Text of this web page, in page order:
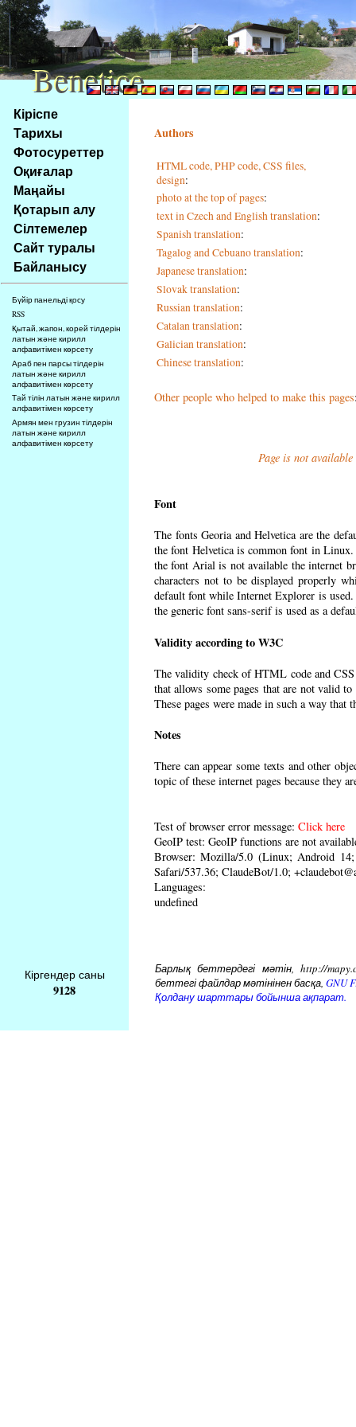
Na
obsah
stránky
Klávesové
zkratky
tomto
webu
základní
Hlavní
strana
Кіріспе
Тарихы
Фотосуреттер
Оқиғалар
Маңайы
Қотарып алу
Сілтемелер
Сайт туралы
Байланысу
Бүйір панельді қосу
RSS
Қытай, жапон, корей тілдерін
латын және кирилл
алфавитімен көрсету
Араб пен парсы тілдерін
латын және кирилл
алфавитімен көрсету
Тай тілін латын және кирилл
алфавитімен көрсету
Армян мен грузин тілдерін
латын және кирилл
алфавитімен көрсету
Authors
HTML code, PHP code, CSS files,
design:
photo at the top of pages:
text in Czech and English translation:
Spanish translation:
Tagalog and Cebuano translation:
Japanese translation:
Slovak translation:
Russian translation:
Catalan translation:
Galician translation:
Chinese translation:
Other people who helped to make this pages
Page is not
Font
The fonts Georia and Helvetica are the
the font Helvetica is common font in
the font Arial is not available the internet
characters not to be displayed properly
default font while Internet Explorer is
the generic font sans-serif is used as a
Validity according to W3C
The validity check of HTML code and
that allows some pages that are not valid
These pages were made in such a way
Notes
There can appear some texts and other
topic of these internet pages because they
Test of browser error message: Click here
GeoIP test: GeoIP functions are not
Browser: Mozilla/5.0 (Linux; Android
Safari/537.36; ClaudeBot/1.0;
Languages:
undefined
Кіргендер саны
9128
Барлық беттердегі мәтін, http://
беттегі файлдар мәтінінен басқа, GNU
Қолдану шарттары бойынша ақпарат.
Benetice
Benetice